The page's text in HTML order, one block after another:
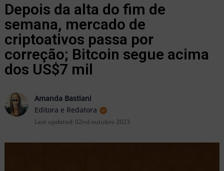
Depois da alta do fim de
semana, mercado de
criptoativos passa por
correção; Bitcoin segue acima
dos US$7 mil
Amanda Bastiani
Editora e Redatora
Last updated: 02nd outubro 2023